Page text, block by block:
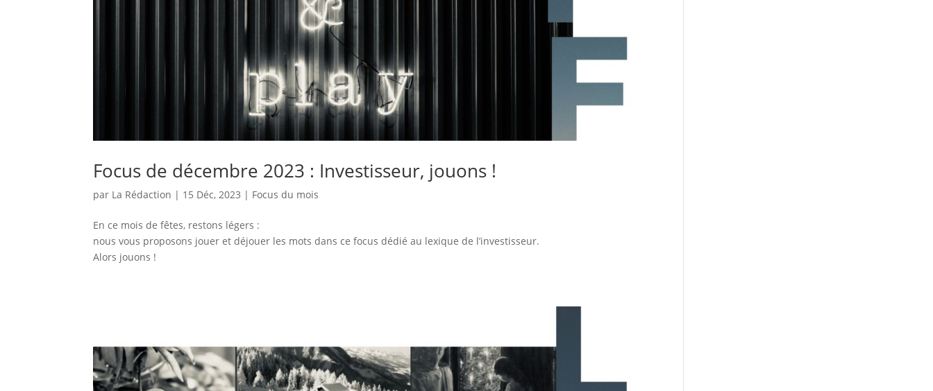
Focus de décembre 2023 : Investisseur, jouons !
par La Rédaction | 15 Déc, 2023 | Focus du mois
En ce mois de fêtes, restons légers :
nous vous proposons jouer et déjouer les mots dans ce focus dédié au lexique de l’investisseur.
Alors jouons !